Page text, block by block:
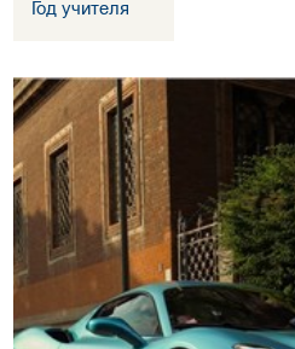
Год учителя